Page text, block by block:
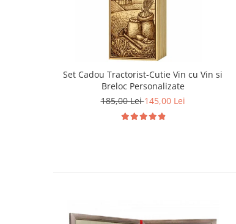
Set Cadou Tractorist-Cutie Vin cu Vin si
Breloc Personalizate
185,00 Lei145,00 Lei